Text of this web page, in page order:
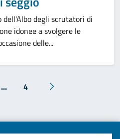
degli scrutatori di
idonee a svolgere le
delle...
... 4